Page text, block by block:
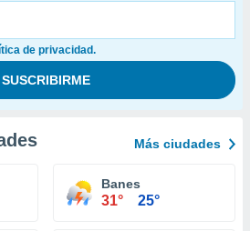
de privacidad.
Más ciudades
Banes
31° 25°